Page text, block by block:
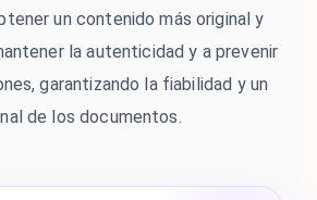
un contenido más original y
la autenticidad y a prevenir
garantizando la fiabilidad y un
de los documentos.